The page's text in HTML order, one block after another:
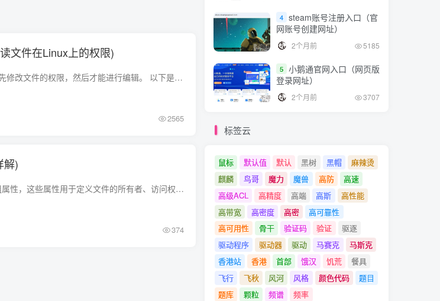
文件在Linux上的权限)
在 Linux 中，如果一个文件是只读的，您需要先修改文件的权限，然后才能进行编辑。 以下是修改只读文件的步骤： 使用 ls -l 命令检查文件权限。例如，如果要检查名为 file.txt 的文件，可以运行...
2565
解)
Linux文件系统中的每个文件和目录都具有一组属性，这些属性用于定义文件的所有者、访问权限和其他元数据。 以下是Linux文件属性的详解： 所有者（Owner）：文件的所有者通常是创建文件的用户。...
374
4 steam账号注册入口（官
网账号创建网址）
2个月前 5185
5 小鹅通官网入口（网页版
登录网址）
2个月前 3707
标签云
鼠标 默认值 默认 黑树 黑帽
麻辣烫
麒麟
鸟哥 魔力 魔兽 高防
高速
高级ACL
高精度 高端 高斯
高性能
高带宽
高密度 高密
高可靠性
高可用性
骨干 验证码 验证
驱逐
驱动程序
驱动器 驱动 马赛克
马斯克
香港站
香港 首部 饿汉 饥荒
餐具
飞行
飞秋 风河 风格 颜色代码
题目
题库
颗粒 频谱 频率